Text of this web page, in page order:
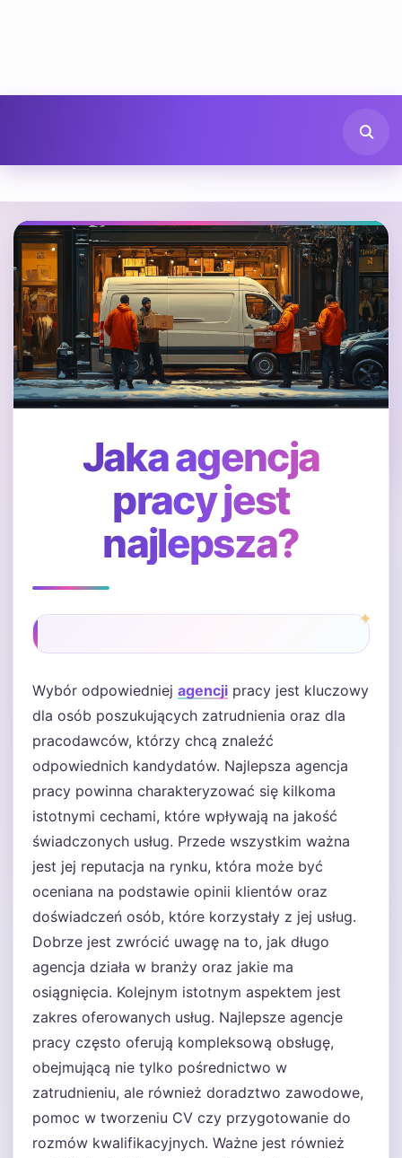
Jaka agencja
pracy jest
najlepsza?
Wybór odpowiedniej agencji pracy jest kluczowy
dla osób poszukujących zatrudnienia oraz dla
pracodawców, którzy chcą znaleźć
odpowiednich kandydatów. Najlepsza agencja
pracy powinna charakteryzować się kilkoma
istotnymi cechami, które wpływają na jakość
świadczonych usług. Przede wszystkim ważna
jest jej reputacja na rynku, która może być
oceniana na podstawie opinii klientów oraz
doświadczeń osób, które korzystały z jej usług.
Dobrze jest zwrócić uwagę na to, jak długo
agencja działa w branży oraz jakie ma
osiągnięcia. Kolejnym istotnym aspektem jest
zakres oferowanych usług. Najlepsze agencje
pracy często oferują kompleksową obsługę,
obejmującą nie tylko pośrednictwo w
zatrudnieniu, ale również doradztwo zawodowe,
pomoc w tworzeniu CV czy przygotowanie do
rozmów kwalifikacyjnych. Ważne jest również